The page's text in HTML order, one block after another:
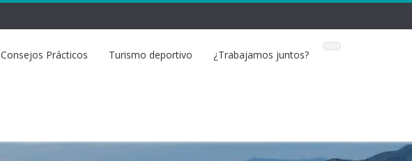
Consejos Prácticos Turismo deportivo ¿Trabajamos juntos?